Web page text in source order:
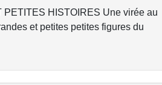
HISTOIRES Une virée au
et petites petites figures du